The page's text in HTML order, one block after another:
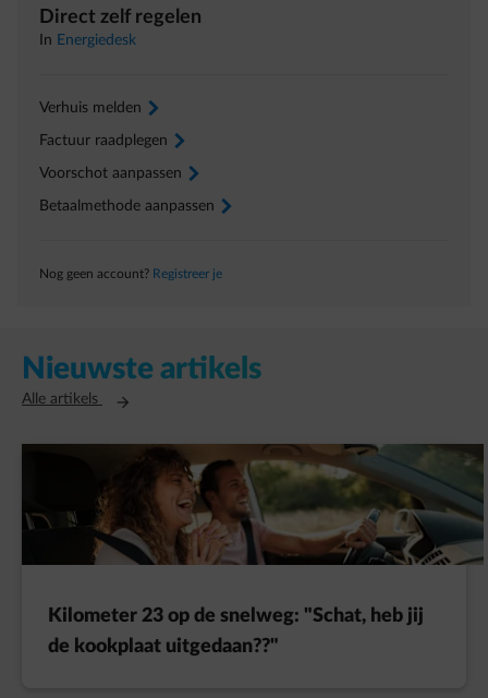
Direct zelf regelen
In Energiedesk
Verhuis melden arrow-right
Factuur raadplegen arrow-right
Voorschot aanpassen arrow-right
Betaalmethode aanpassen arrow-right
Nog geen account? Registreer je
Nieuwste artikels
Alle artikels Opent in een nieuw tabblad
Kilometer 23 op de snelweg: "Schat, heb jij
de kookplaat uitgedaan??"